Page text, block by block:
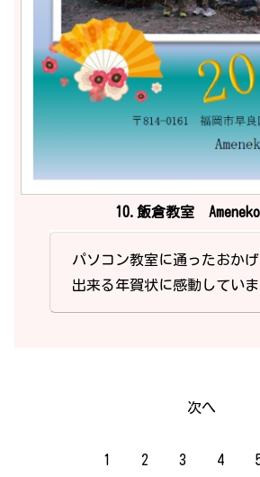
10.飯倉教室
パソコン教室に通ったおか
出来る年賀状に感動していま
次へ
1 2 3 4